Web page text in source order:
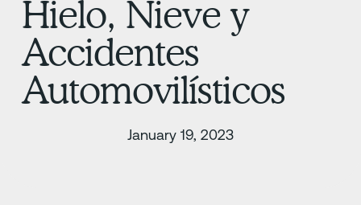
Hielo, Nieve y
Accidentes
Automovilísticos
January 19, 2023